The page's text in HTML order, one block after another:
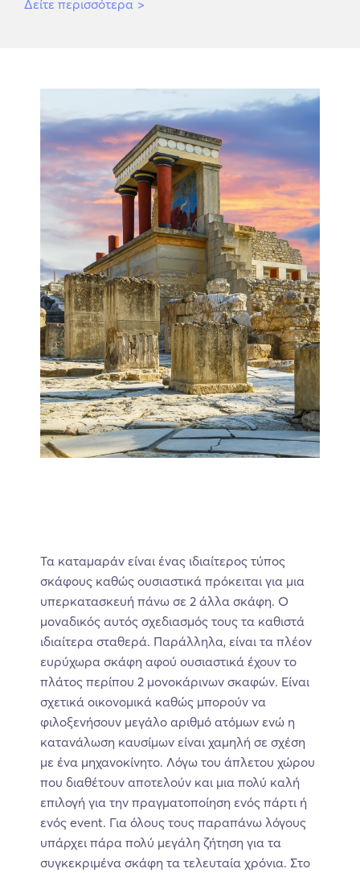
Δείτε περισσότερα >
Τα καταμαράν είναι ένας ιδιαίτερος τύπος
σκάφους καθώς ουσιαστικά πρόκειται για μια
υπερκατασκευή πάνω σε 2 άλλα σκάφη. Ο
μοναδικός αυτός σχεδιασμός τους τα καθιστά
ιδιαίτερα σταθερά. Παράλληλα, είναι τα πλέον
ευρύχωρα σκάφη αφού ουσιαστικά έχουν το
πλάτος περίπου 2 μονοκάρινων σκαφών. Είναι
σχετικά οικονομικά καθώς μπορούν να
φιλοξενήσουν μεγάλο αριθμό ατόμων ενώ η
κατανάλωση καυσίμων είναι χαμηλή σε σχέση
με ένα μηχανοκίνητο. Λόγω του άπλετου χώρου
που διαθέτουν αποτελούν και μια πολύ καλή
επιλογή για την πραγματοποίηση ενός πάρτι ή
ενός event. Για όλους τους παραπάνω λόγους
υπάρχει πάρα πολύ μεγάλη ζήτηση για τα
συγκεκριμένα σκάφη τα τελευταία χρόνια. Στο